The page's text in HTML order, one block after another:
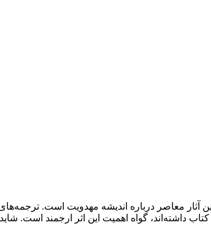
معاصر درباره اندیشه مهدویت است. ترجمه‌های
گواه اهمیت این اثر ارجمند است. شاید